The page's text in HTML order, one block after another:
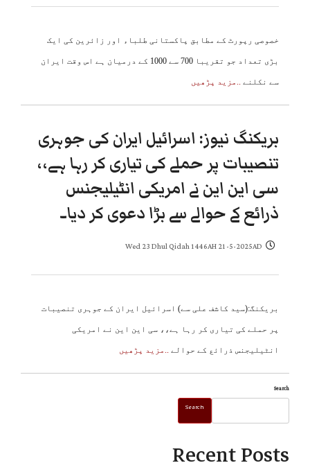
خصوصی رپورٹ کے مطابق پاکستانی طلباء اور زائرین کی ایک
بڑی تعداد جو تقریبا 700 سے 1000 کے درمیان ہے اس وقت ایران
سے نکلنے ..مزید پڑھیں
بریکنگ نیوز: اسرائیل ایران کی جوہری
تنصیبات پر حملے کی تیاری کر رہا ہے،،
سی این این نے امریکی انٹیلیجنس
ذرائع کے حوالے سے بڑا دعوی کر دیا۔
Wed 23 Dhul Qidah 1446AH 21-5-2025AD
بریکنگ:(سید کاشف علی سے) اسرائیل ایران کے جوہری تنصیبات
پر حملے کی تیاری کر رہا ہے،، سی این این نے امریکی
انٹیلیجنس ذرائع کے حوالے ..مزید پڑھیں
Search
Search
Recent Posts